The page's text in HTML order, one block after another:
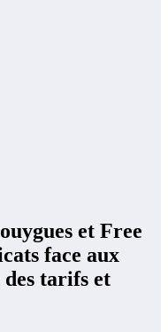
et Free
face aux
tarifs et